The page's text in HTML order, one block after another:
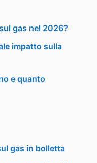
gas nel 2026?
impatto sulla
e quanto
gas in bolletta